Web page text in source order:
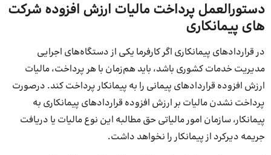
دستورالعمل پرداخت مالیات ارزش افزوده شرکت‌
های پیمانکاری
در قراردادهای پیمانکاری اگر کارفرما یکی از دستگاه‌های اجرایی
مدیریت خدمات کشوری باشد، باید هم‌زمان با هر پرداخت، مالیات
ارزش افزوده قراردادهای پیمانی را به پیمانکار پرداخت کند. درصورت
پرداخت نشدن مالیات بر ارزش افزوده قراردادهای پیمانکاری به
پیمانکار، سازمان امور مالیاتی حق مطالبه این نوع مالیات یا دریافت
جریمه دیرکرد از پیمانکار را نخواهد داشت.